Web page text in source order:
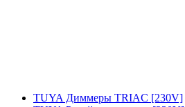
TUYA Диммеры TRIAC [230V]